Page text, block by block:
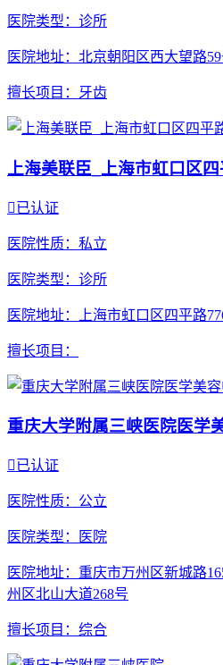
医院类型 ：诊所
医院地址：北京朝阳区西大望路
擅长项目 ：牙齿
上海美联臣_上海市虹口区四
已认证
医院性质：私立
医院类型 ：诊所
医院地址：上海市虹口区四平路
擅长项目 ：
重庆大学附属三峡医院医学
已认证
医院性质：公立
医院类型 ：医院
医院地址：重庆市万州区新城路
州区北山大道268号
擅长项目 ：综合